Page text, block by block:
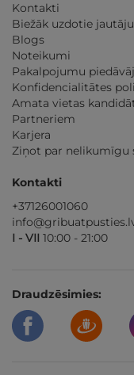
Kontakti
Biežāk uzdotie
Blogs
Noteikumi
Pakalpojumu
Konfidencialitātes
Amata vietas
Partneriem
Karjera
Ziņot par nelikumīgu
Kontakti
+37126001060
I - VII 10:00 - 21:00
Draudzēsimies: